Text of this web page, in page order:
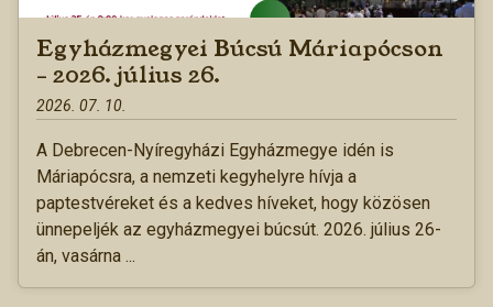
Egyházmegyei Búcsú Máriapócson
– 2026. július 26.
2026. 07. 10.
A Debrecen-Nyíregyházi Egyházmegye idén is
Máriapócsra, a nemzeti kegyhelyre hívja a
paptestvéreket és a kedves híveket, hogy közösen
ünnepeljék az egyházmegyei búcsút. 2026. július 26-
án, vasárna ...